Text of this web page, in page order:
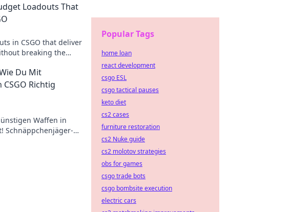
Loadouts That
in CSGO that deliver
breaking the
Du Mit
Richtig
Waffen in
Schnäppchenjäger-
Popular Tags
home loan
react development
csgo ESL
csgo tactical pauses
keto diet
cs2 cases
furniture restoration
cs2 Nuke guide
cs2 molotov strategies
obs for games
csgo trade bots
csgo bombsite execution
electric cars